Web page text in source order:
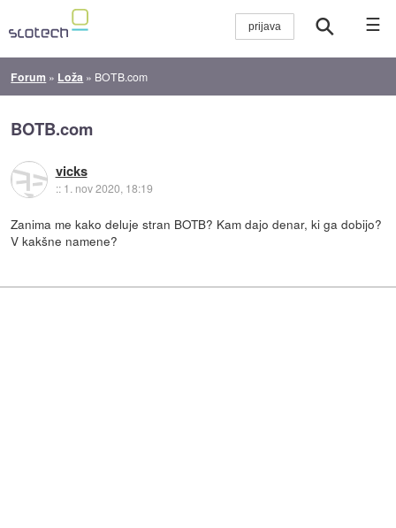
☰
Forum » Loža » BOTB.com
BOTB.com
vicks
:: 1. nov 2020, 18:19
Zanima me kako deluje stran BOTB? Kam dajo denar, ki ga dobijo?
V kakšne namene?